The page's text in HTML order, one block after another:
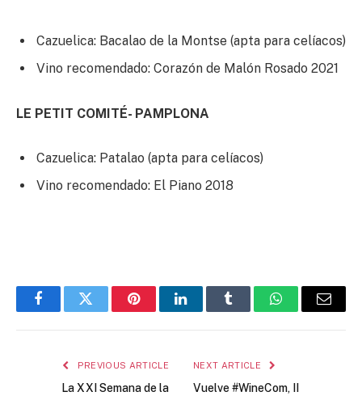
Cazuelica: Bacalao de la Montse (apta para celíacos)
Vino recomendado: Corazón de Malón Rosado 2021
LE PETIT COMITÉ- PAMPLONA
Cazuelica: Patalao (apta para celíacos)
Vino recomendado: El Piano 2018
FacebookTwitter PinterestLinkedInTumblr WhatsAppEmail
PREVIOUS ARTICLE
La XXI Semana de la
NEXT ARTICLE
Vuelve #WineCom, II